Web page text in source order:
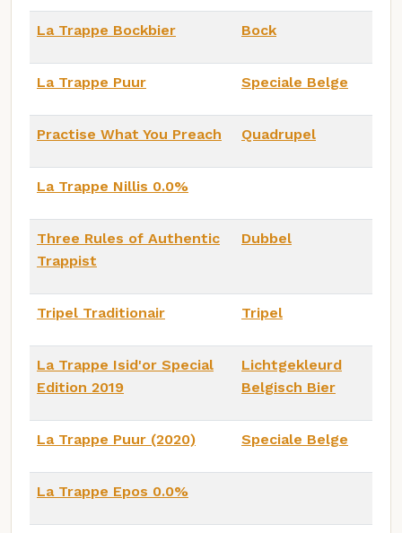
La Trappe Bockbier Bock
La Trappe Puur Speciale Belge
Practise What You Preach Quadrupel
La Trappe Nillis 0.0%
Three Rules of Authentic
Trappist
Dubbel
Tripel Traditionair Tripel
La Trappe Isid'or Special
Edition 2019
Lichtgekleurd
Belgisch Bier
La Trappe Puur (2020) Speciale Belge
La Trappe Epos 0.0%